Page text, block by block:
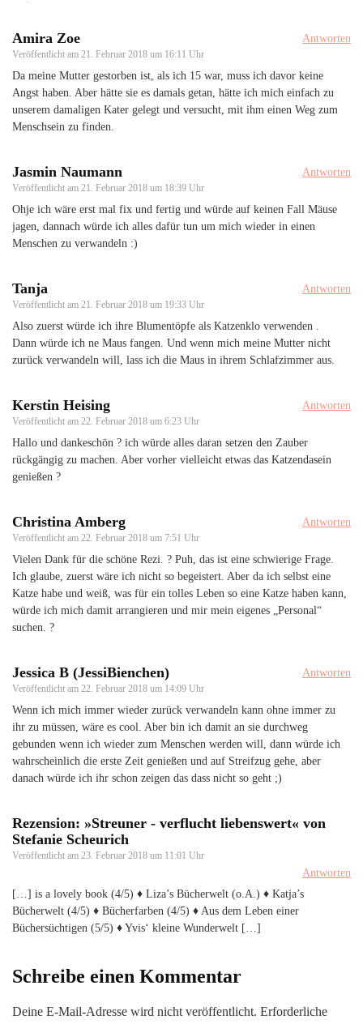
Amira Zoe
Veröffentlicht am 21. Februar 2018 um 16:11 Uhr
Antworten
Da meine Mutter gestorben ist, als ich 15 war, muss ich davor keine
Angst haben. Aber hätte sie es damals getan, hätte ich mich einfach zu
unserem damaligen Kater gelegt und versucht, mit ihm einen Weg zum
Menschsein zu finden.
Jasmin Naumann
Veröffentlicht am 21. Februar 2018 um 18:39 Uhr
Antworten
Ohje ich wäre erst mal fix und fertig und würde auf keinen Fall Mäuse
jagen, dannach würde ich alles dafür tun um mich wieder in einen
Menschen zu verwandeln :)
Tanja
Veröffentlicht am 21. Februar 2018 um 19:33 Uhr
Antworten
Also zuerst würde ich ihre Blumentöpfe als Katzenklo verwenden .
Dann würde ich ne Maus fangen. Und wenn mich meine Mutter nicht
zurück verwandeln will, lass ich die Maus in ihrem Schlafzimmer aus.
Kerstin Heising
Veröffentlicht am 22. Februar 2018 um 6:23 Uhr
Antworten
Hallo und dankeschön ? ich würde alles daran setzen den Zauber
rückgängig zu machen. Aber vorher vielleicht etwas das Katzendasein
genießen ?
Christina Amberg
Veröffentlicht am 22. Februar 2018 um 7:51 Uhr
Antworten
Vielen Dank für die schöne Rezi. ? Puh, das ist eine schwierige Frage.
Ich glaube, zuerst wäre ich nicht so begeistert. Aber da ich selbst eine
Katze habe und weiß, was für ein tolles Leben so eine Katze haben kann,
würde ich mich damit arrangieren und mir mein eigenes „Personal“
suchen. ?
Jessica B (JessiBienchen)
Veröffentlicht am 22. Februar 2018 um 14:09 Uhr
Antworten
Wenn ich mich immer wieder zurück verwandeln kann ohne immer zu
ihr zu müssen, wäre es cool. Aber bin ich damit an sie durchweg
gebunden wenn ich wieder zum Menschen werden will, dann würde ich
wahrscheinlich die erste Zeit genießen und auf Streifzug gehe, aber
danach würde ich ihr schon zeigen das dass nicht so geht ;)
Rezension: »Streuner - verflucht liebenswert« von
Stefanie Scheurich
Veröffentlicht am 23. Februar 2018 um 11:01 Uhr
Antworten
[…] is a lovely book (4/5) ♦ Liza’s Bücherwelt (o.A.) ♦ Katja’s
Bücherwelt (4/5) ♦ Bücherfarben (4/5) ♦ Aus dem Leben einer
Büchersüchtigen (5/5) ♦ Yvis‘ kleine Wunderwelt […]
Schreibe einen Kommentar
Deine E-Mail-Adresse wird nicht veröffentlicht. Erforderliche